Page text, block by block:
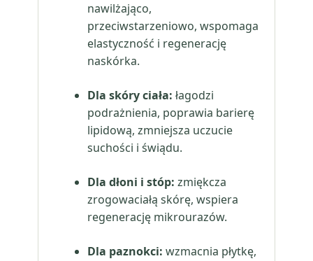
nawilżająco,
przeciwstarzeniowo, wspomaga
elastyczność i regenerację
naskórka.
Dla skóry ciała: łagodzi
podrażnienia, poprawia barierę
lipidową, zmniejsza uczucie
suchości i świądu.
Dla dłoni i stóp: zmiękcza
zrogowaciałą skórę, wspiera
regenerację mikrourazów.
Dla paznokci: wzmacnia płytkę,